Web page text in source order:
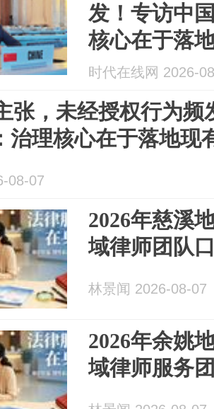
发！专访中
核心在于落
时代在线网 2026-
张，未经授权行为频
治理核心在于落地现
08-07
2026年慈溪
域律师团队
林景闻 2026-08-07
2026年余姚
域律师服务